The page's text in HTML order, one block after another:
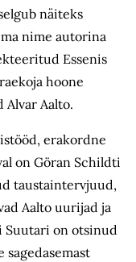
näiteks
nime autorina
Essenis
hoone
Aalto.
erakordne
on Göran Schildti
taustaintervjuud,
Aalto uurijad ja
Suutari on otsinud